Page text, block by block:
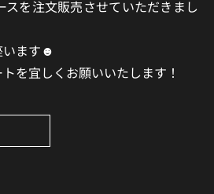
スを注文販売させていただきまし
います☻
を宜しくお願いいたします！